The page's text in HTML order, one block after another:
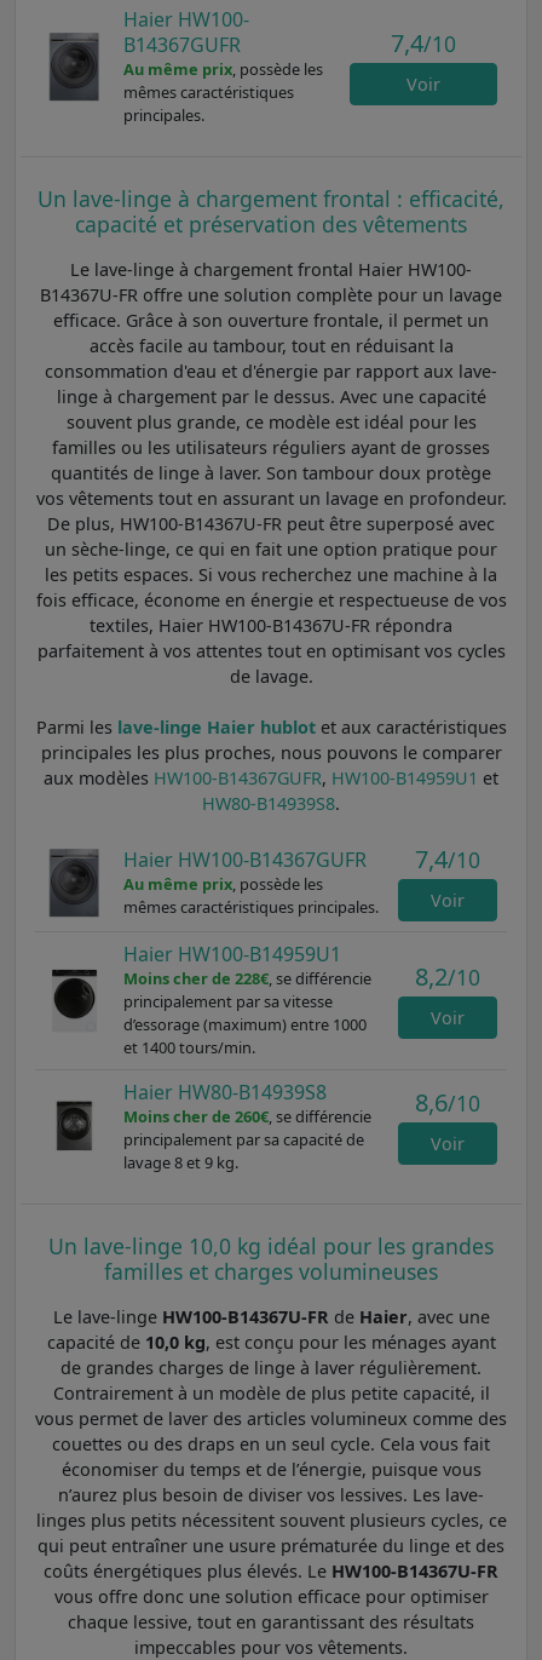
Haier HW100-
B14367GUFR
Au même prix, possède les
mêmes caractéristiques
principales.
7,4/10
Voir
Un lave-linge à chargement frontal : efficacité,
capacité et préservation des vêtements
Le lave-linge à chargement frontal Haier HW100-
B14367U-FR offre une solution complète pour un lavage
efficace. Grâce à son ouverture frontale, il permet un
accès facile au tambour, tout en réduisant la
consommation d'eau et d'énergie par rapport aux lave-
linge à chargement par le dessus. Avec une capacité
souvent plus grande, ce modèle est idéal pour les
familles ou les utilisateurs réguliers ayant de grosses
quantités de linge à laver. Son tambour doux protège
vos vêtements tout en assurant un lavage en profondeur.
De plus, HW100-B14367U-FR peut être superposé avec
un sèche-linge, ce qui en fait une option pratique pour
les petits espaces. Si vous recherchez une machine à la
fois efficace, économe en énergie et respectueuse de vos
textiles, Haier HW100-B14367U-FR répondra
parfaitement à vos attentes tout en optimisant vos cycles
de lavage.
Parmi les lave-linge Haier hublotet aux caractéristiques
principales les plus proches, nous pouvons le comparer
aux modèles HW100-B14367GUFR, HW100-B14959U1 et
HW80-B14939S8.
Haier HW100-B14367GUFR
Au même prix, possède les
mêmes caractéristiques principales.
7,4/10
Voir
Haier HW100-B14959U1
Moins cher de 228€, se différencie
principalement par sa vitesse
d’essorage (maximum) entre 1000
et 1400 tours/min.
8,2/10
Voir
Haier HW80-B14939S8
Moins cher de 260€, se différencie
principalement par sa capacité de
lavage 8 et 9 kg.
8,6/10
Voir
Un lave-linge 10,0 kg idéal pour les grandes
familles et charges volumineuses
Le lave-linge HW100-B14367U-FR de Haier, avec une
capacité de 10,0 kg, est conçu pour les ménages ayant
de grandes charges de linge à laver régulièrement.
Contrairement à un modèle de plus petite capacité, il
vous permet de laver des articles volumineux comme des
couettes ou des draps en un seul cycle. Cela vous fait
économiser du temps et de l’énergie, puisque vous
n’aurez plus besoin de diviser vos lessives. Les lave-
linges plus petits nécessitent souvent plusieurs cycles, ce
qui peut entraîner une usure prématurée du linge et des
coûts énergétiques plus élevés. Le HW100-B14367U-FR
vous offre donc une solution efficace pour optimiser
chaque lessive, tout en garantissant des résultats
impeccables pour vos vêtements.